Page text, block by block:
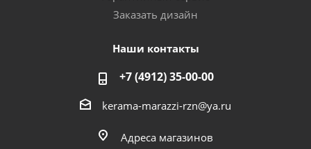
Заказать дизайн
Наши контакты
+7 (4912) 35-00-00
kerama-marazzi-rzn@ya.ru
Адреса магазинов